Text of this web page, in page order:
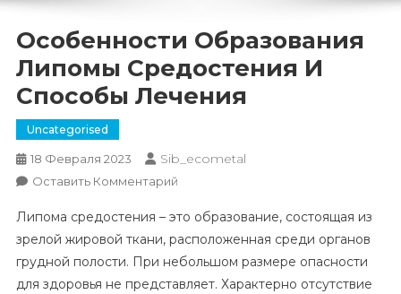
Особенности Образования
Липомы Средостения И
Способы Лечения
Uncategorised
18 Февраля 2023 Sib_ecometal
Оставить КомментарийК
Образования
Липомы
Средостения
И
Липома средостения – это образование, состоящая из
зрелой жировой ткани, расположенная среди органов
грудной полости. При небольшом размере опасности
для здоровья не представляет. Характерно отсутствие